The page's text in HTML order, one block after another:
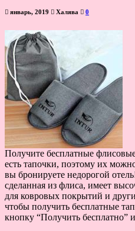
январь, 2019 Халява 0
Получите бесплатные
есть тапочки, поэтому их
вы бронируете недорогой
сделанная из флиса, имеет
для ковровых покрытий и
чтобы получить бесплатные
кнопку “Получить бесплатно”